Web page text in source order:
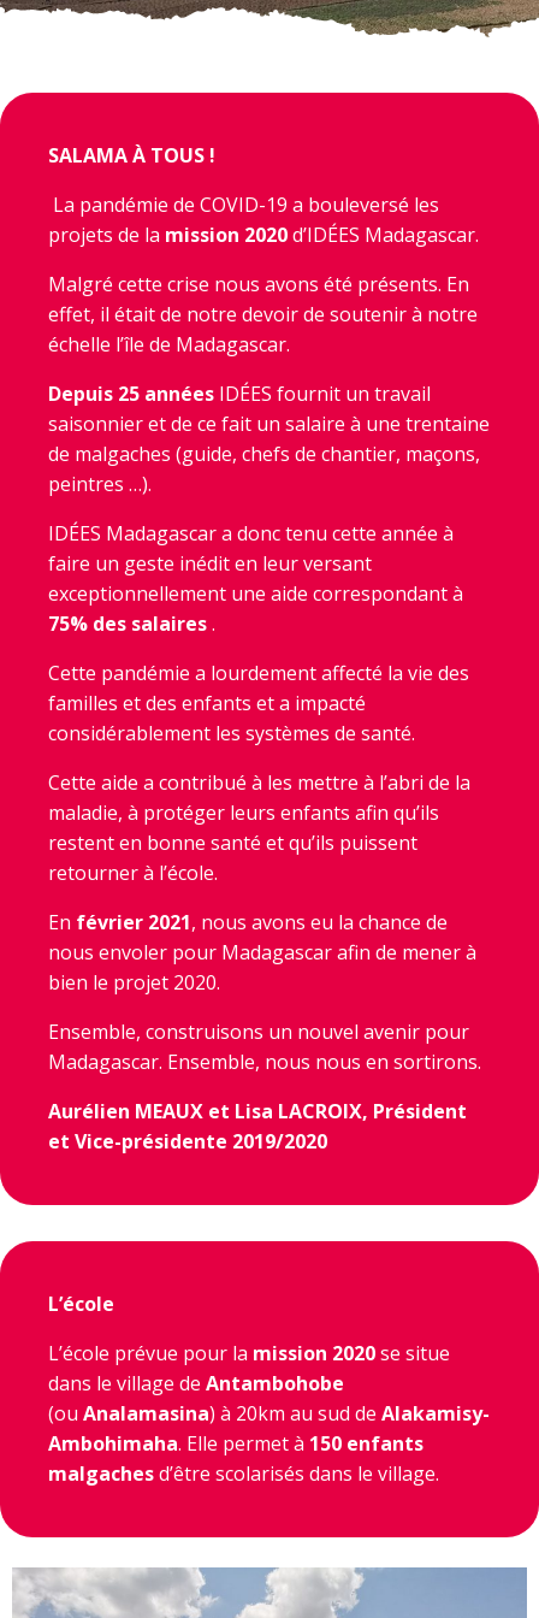
SALAMA À TOUS !
La pandémie de COVID-19 a bouleversé les
projets de la mission 2020d’IDÉES Madagascar.
Malgré cette crise nous avons été présents. En
effet, il était de notre devoir de soutenir à notre
échelle l’île de Madagascar.
Depuis 25 années IDÉES fournit un travail
saisonnier et de ce fait un salaire à une trentaine
de malgaches (guide, chefs de chantier, maçons,
peintres …).
IDÉES Madagascar a donc tenu cette année à
faire un geste inédit en leur versant
exceptionnellement une aide correspondant à
75% des salaires.
Cette pandémie a lourdement affecté la vie des
familles et des enfants et a impacté
considérablement les systèmes de santé.
Cette aide a contribué à les mettre à l’abri de la
maladie, à protéger leurs enfants afin qu’ils
restent en bonne santé et qu’ils puissent
retourner à l’école.
En février 2021, nous avons eu la chance de
nous envoler pour Madagascar afin de mener à
bien le projet 2020.
Ensemble, construisons un nouvel avenir pour
Madagascar. Ensemble, nous nous en sortirons.
Aurélien MEAUX et Lisa LACROIX, Président
et Vice-présidente 2019/2020
L’école
L’école prévue pour la mission 2020se situe
dans le village de Antambohobe
(ou Analamasina) à 20km au sud de Alakamisy-
Ambohimaha. Elle permet à 150 enfants
malgachesd’être scolarisés dans le village.